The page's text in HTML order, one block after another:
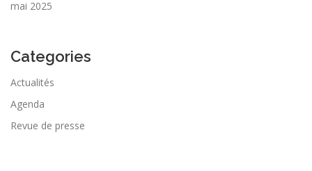
mai 2025
Categories
Actualités
Agenda
Revue de presse